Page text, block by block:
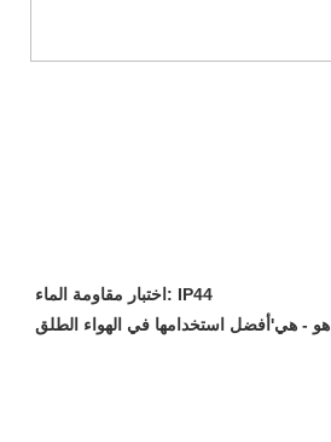
اختبار مقاومة الماء: IP44
هو - هي'أفضل استخدامها في الهواء الطلق